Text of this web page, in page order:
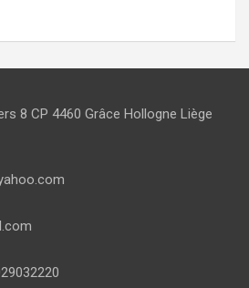
8 CP 4460 Grâce Hollogne Liège